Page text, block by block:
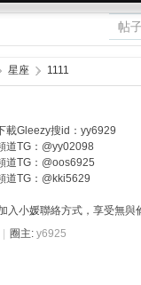
） 相冊
帖子
星座 › 1111
載Gleezy搜id：yy6929
道TG：@yy02098
道TG：@oos6925
道TG：@kki5629
入小媛聯絡方式，享受無與
圈主: y6925